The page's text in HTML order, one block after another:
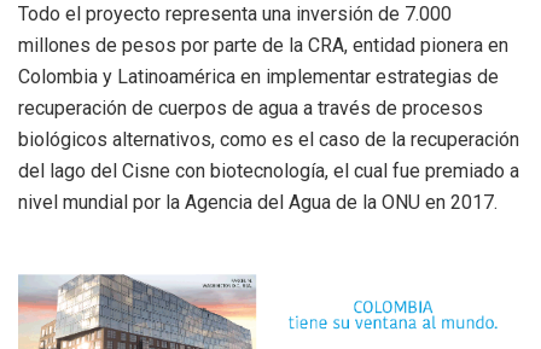
Todo el proyecto representa una inversión de 7.000
millones de pesos por parte de la CRA, entidad pionera en
Colombia y Latinoamérica en implementar estrategias de
recuperación de cuerpos de agua a través de procesos
biológicos alternativos, como es el caso de la recuperación
del lago del Cisne con biotecnología, el cual fue premiado a
nivel mundial por la Agencia del Agua de la ONU en 2017.